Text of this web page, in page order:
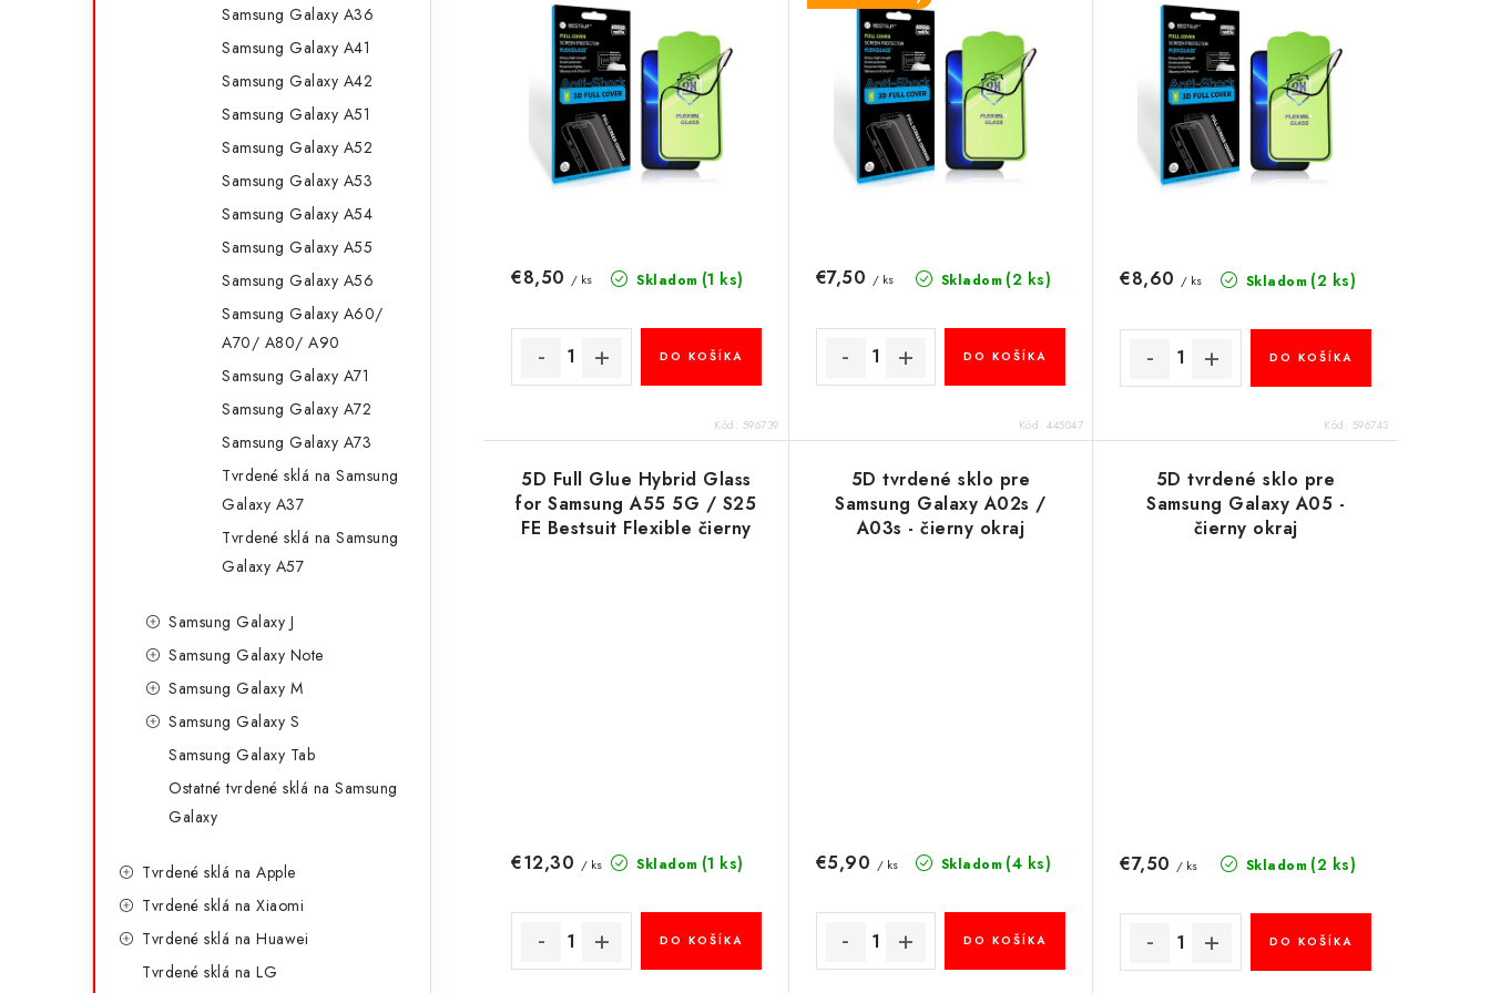
Samsung Galaxy A36
Samsung Galaxy A41
Samsung Galaxy A42
Samsung Galaxy A51
Samsung Galaxy A52
Samsung Galaxy A53
Samsung Galaxy A54
Samsung Galaxy A55
Samsung Galaxy A56
Samsung Galaxy A60/
A70/ A80/ A90
Samsung Galaxy A71
Samsung Galaxy A72
Samsung Galaxy A73
Tvrdené sklá na Samsung
Galaxy A37
Tvrdené sklá na Samsung
Galaxy A57
Samsung Galaxy J
Samsung Galaxy Note
Samsung Galaxy M
Samsung Galaxy S
Samsung Galaxy Tab
Ostatné tvrdené sklá na Samsung
Galaxy
Tvrdené sklá na Apple
Tvrdené sklá na Xiaomi
Tvrdené sklá na Huawei
Tvrdené sklá na LG
e
p
r
o
u
t
o
v
Skladom (1 ks)
€8,50 / ks
DO KOŠÍKA
Kód: 596739
Skladom (2 ks)
€7,50 / ks
DO KOŠÍKA
Kód:445047
Skladom (2 ks)
€8,60 / ks
DO KOŠÍKA
Kód: 596743
5D Full Glue Hybrid Glass
for Samsung A55 5G / S25
FE Bestsuit Flexible čierny
Skladom (1 ks)
€12,30 / ks
DO KOŠÍKA
5D tvrdené sklo pre
Samsung Galaxy A02s /
A03s - čierny okraj
Skladom (4 ks)
€5,90 / ks
DO KOŠÍKA
5D tvrdené sklo pre
Samsung Galaxy A05 -
čierny okraj
Skladom (2 ks)
€7,50 / ks
DO KOŠÍKA